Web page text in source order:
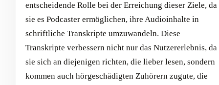
entscheidende Rolle bei der Erreichung dieser Ziele, da
sie es Podcaster ermöglichen, ihre Audioinhalte in
schriftliche Transkripte umzuwandeln. Diese
Transkripte verbessern nicht nur das Nutzererlebnis, da
sie sich an diejenigen richten, die lieber lesen, sondern
kommen auch hörgeschädigten Zuhörern zugute, die